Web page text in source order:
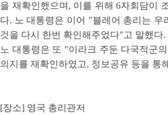
을 재확인했으며, 이를 위해 6자회담이
다. 노 대통령은 이어 "블레어 총리는
것을 다시 한번 확인해주었다"고 말했다.
노 대통령은 또 "이라크 주둔 다국적군
의지를 재확인하였고, 정보공유 등을
[장소] 영국 총리관저